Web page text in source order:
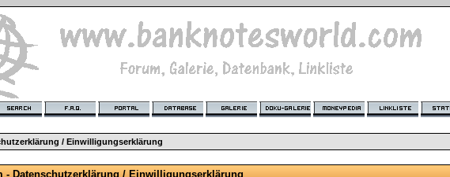
/ Einwilligungserklärung
- Datenschutzerklärung / Einwilligungserklärung